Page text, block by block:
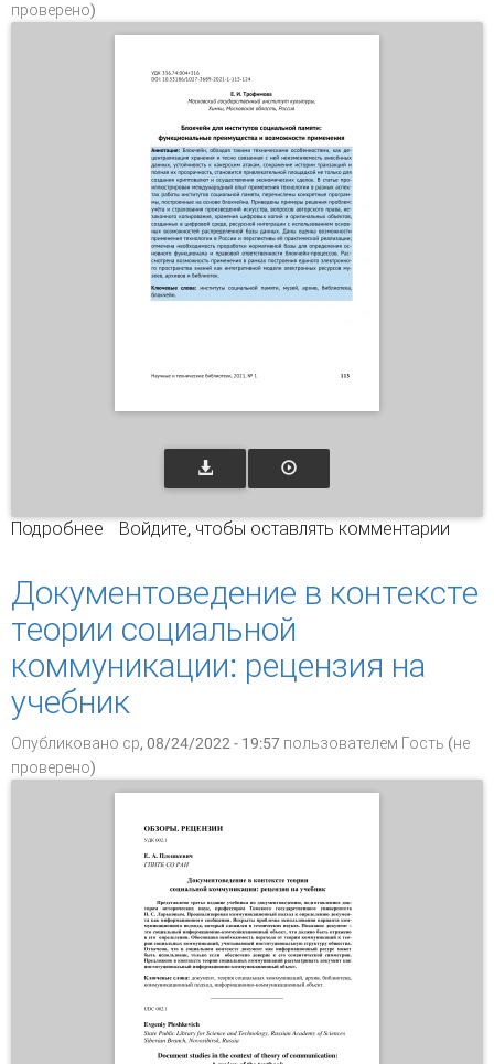
проверено)
Подробнее о Блокчейн для институтов социальной
Войдите, чтобы оставлять комментарии
Документоведение в контексте
теории социальной
коммуникации: рецензия на
учебник
Опубликовано ср, 08/24/2022 - 19:57 пользователем Гость (не
проверено)